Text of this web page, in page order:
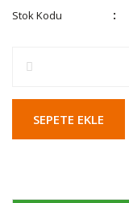
Stok Kodu
SEPETE EKLE